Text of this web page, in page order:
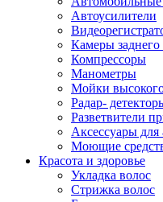
Автоусилители
Камеры заднего
Компрессоры
Манометры
Мойки
Радар-
Разветвители
Аксессуары для
Моющие
Красота и здоровье
Укладка волос
Стрижка волос